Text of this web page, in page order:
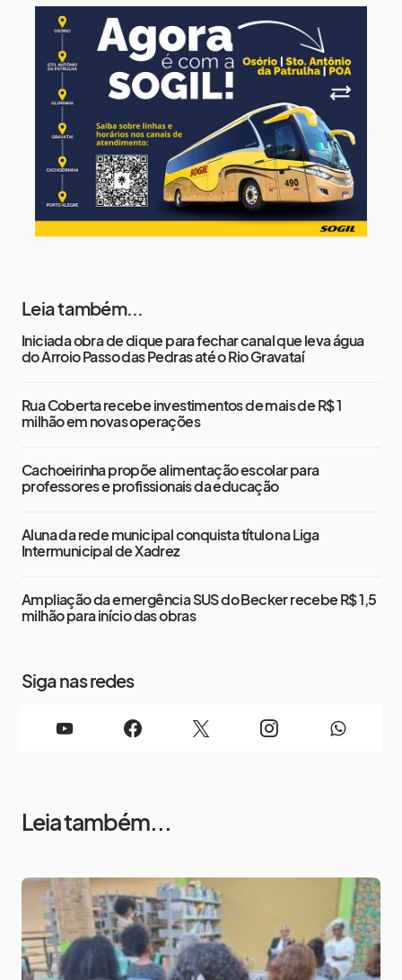
Terça-Feira 17° 7°
12 de agosto
Quarta-Feira 13° 12°
13 de agosto
Quinta-Feira 15° 13°
Leia também...
Iniciada obra de dique para fechar canal que leva água
do Arroio Passo das Pedras até o Rio Gravataí
Rua Coberta recebe investimentos de mais de R$ 1
milhão em novas operações
Cachoeirinha propõe alimentação escolar para
professores e profissionais da educação
Aluna da rede municipal conquista título na Liga
Intermunicipal de Xadrez
Ampliação da emergência SUS do Becker recebe R$ 1,5
milhão para início das obras
Siga nas redes
Leia também...